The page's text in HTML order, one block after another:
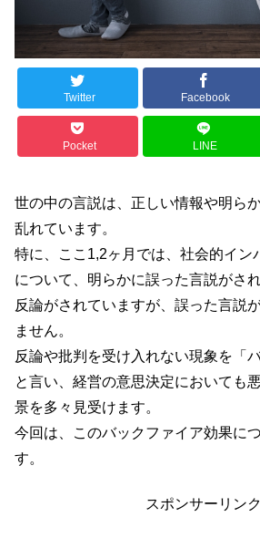
Twitter Facebook
Pocket LINE
世の中の言説は、正しい情報や明ら
乱れています。
特に、ここ1,2ヶ月では、社会的イン
について、明らかに誤った言説がさ
反論がされていますが、誤った言説
ません。
反論や批判を受け入れない現象を「
と言い、経営の意思決定においても
景を多々見受けます。
今回は、このバックファイア効果に
す。
スポンサーリンク